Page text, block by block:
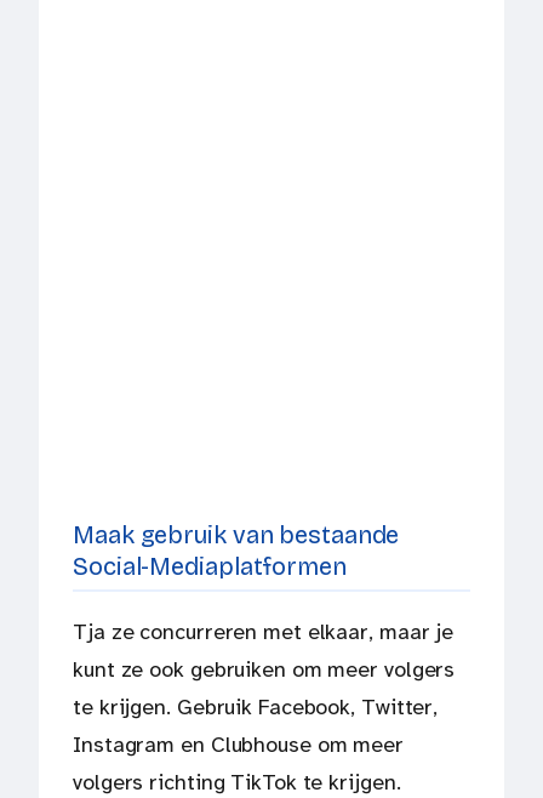
Maak gebruik van bestaande
Social-Mediaplatformen
Tja ze concurreren met elkaar, maar je
kunt ze ook gebruiken om meer volgers
te krijgen. Gebruik Facebook, Twitter,
Instagram en Clubhouse om meer
volgers richting TikTok te krijgen.